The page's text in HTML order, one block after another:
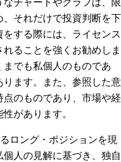
それだけで投資判断を下
する際には、ライセンス
ることを強くお勧めしま
でも私個人のものであ
ます。また、参照した意
のものであり、市場や経
があります。
ロング・ポジションを現
人の見解に基づき、独自